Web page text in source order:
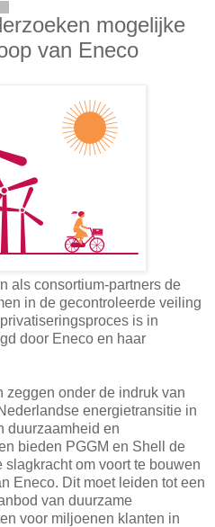
mogelijke
van Eneco
als consortium-partners de
in de gecontroleerde veiling
is in
door Eneco en haar
zeggen onder de indruk van
energietransitie in
duurzaamheid en
bieden PGGM en Shell de
om voort te bouwen
Eneco. Dit moet leiden tot een
van duurzame
voor miljoenen klanten in